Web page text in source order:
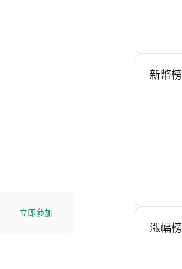
立即參加
新幣榜
漲幅榜